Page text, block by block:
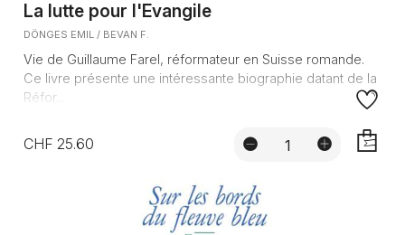
La lutte pour l'Evangile
DÖNGES EMIL / BEVAN F.
Vie de Guillaume Farel, réformateur en Suisse romande.
Ce livre présente une intéressante biographie datant de la
Réfor...
CHF 25.60